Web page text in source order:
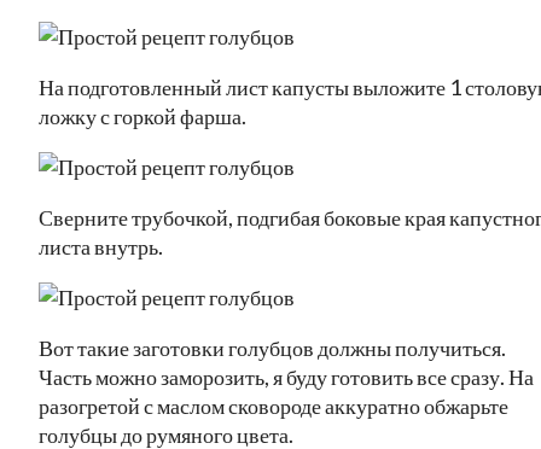
На подготовленный лист капусты выложите 1
ложку с горкой фарша.
Сверните трубочкой, подгибая боковые края
листа внутрь.
Вот такие заготовки голубцов должны получиться.
Часть можно заморозить, я буду готовить все сразу. На
разогретой с маслом сковороде аккуратно обжарьте
голубцы до румяного цвета.